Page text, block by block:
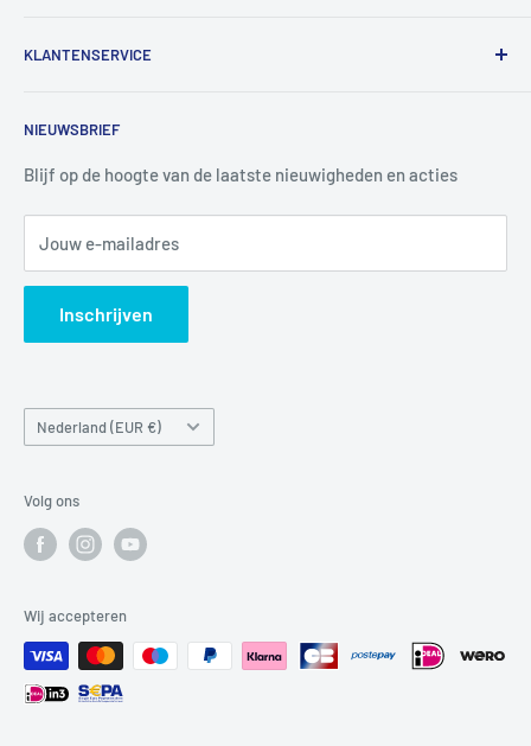
Utrechtlaan 9
Tel:+31 6 345 30 448
Mail:info@luchtbuks.com
KLANTENSERVICE
Informatie
Privacybeleid
Retour / terugbetaling
Verzendbeleid
Search
NIEUWSBRIEF
Blijf op de hoogte van de laatste nieuwigheden en acties
Jouw e-mailadres
Inschrijven
Land/regio
Nederland (EUR €)
Volg ons
Wij accepteren